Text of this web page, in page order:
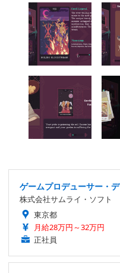
ゲームプロデューサー・
株式会社サムライ・ソフト
東京都
月給28万円～32万円
正社員